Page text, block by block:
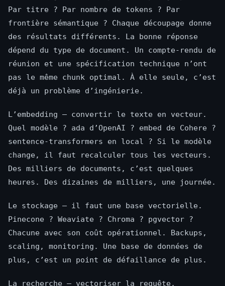
Par titre ? Par nombre de tokens ? Par
frontière sémantique ? Chaque découpage donne
des résultats différents. La bonne réponse
dépend du type de document. Un compte-rendu de
réunion et une spécification technique n’ont
pas le même chunk optimal. À elle seule, c’est
déjà un problème d’ingénierie.
L’embedding — convertir le texte en vecteur.
Quel modèle ? ada d’OpenAI ? embed de Cohere ?
sentence-transformers en local ? Si le modèle
change, il faut recalculer tous les vecteurs.
Des milliers de documents, c’est quelques
heures. Des dizaines de milliers, une journée.
Le stockage — il faut une base vectorielle.
Pinecone ? Weaviate ? Chroma ? pgvector ?
Chacune avec son coût opérationnel. Backups,
scaling, monitoring. Une base de données de
plus, c’est un point de défaillance de plus.
La recherche — vectoriser la requête,